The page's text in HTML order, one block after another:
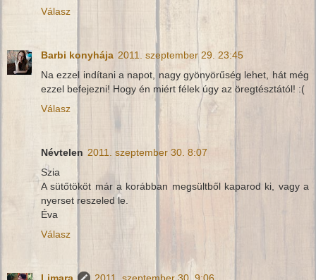
Válasz
Barbi konyhája 2011. szeptember 29. 23:45
Na ezzel indítani a napot, nagy gyönyörűség lehet, hát még
ezzel befejezni! Hogy én miért félek úgy az öregtésztától! :(
Válasz
Névtelen 2011. szeptember 30. 8:07
Szia
A sütőtököt már a korábban megsültből kaparod ki, vagy a
nyerset reszeled le.
Éva
Válasz
Limara 2011. szeptember 30. 9:06